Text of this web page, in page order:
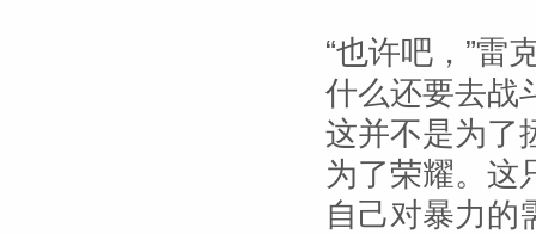
“也许吧，”雷
什么还要去战
这并不是为了
为了荣耀。这
自己对暴力的